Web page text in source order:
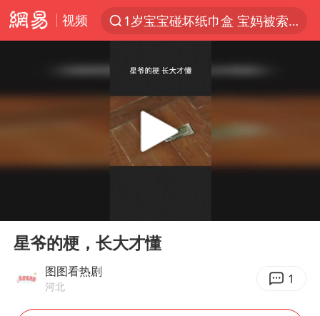
视频
1岁宝宝碰坏纸巾盒 宝妈被索赔924元
Meta被判支付5.67亿美元
台风白海豚逼近 暴雨大暴雨来袭
阿根廷足协发文力挺因凡蒂诺
Play
星爷的梗，长大才懂
图图看热剧
河北 1